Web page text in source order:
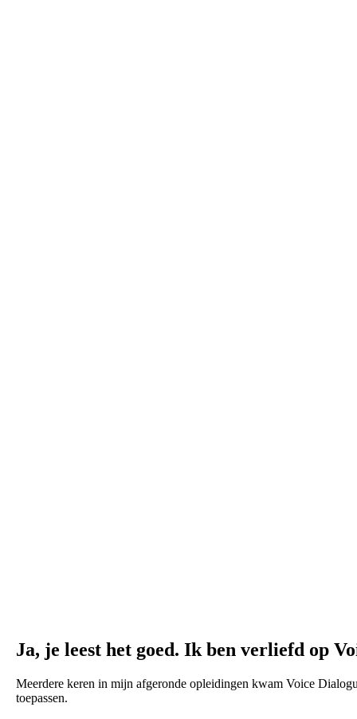
Ja, je leest het goed. Ik ben verliefd op
Meerdere keren in mijn afgeronde opleidingen kwam Voice
toepassen.